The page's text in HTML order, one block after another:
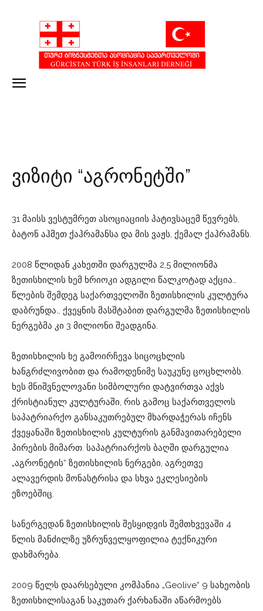
ვიზიტი “აგრონეტში”
31 მაისს ვესტუმრეთ ასოციაციის პატივსაცემ წევრებს,
ბატონ აჰმეთ ქაჰრამანსა და მის ვაჟს, ქემალ ქაჰრამანს.
2008 წლიდან კახეთში დარგულმა 2,5 მილიონმა
ზეთისხილის ხემ ხრიოკი ადგილი წალკოტად აქცია…
წლების შემდეგ საქართველოში ზეთისხილის კულტურა
დაბრუნდა… ქვეყნის მასშტაბით დარგულმა ზეთისხილის
ნერგებმა კი 3 მილიონი შეადგინა.
ზეთისხილის ხე გამოირჩევა სიცოცხლის
ხანგრძლივობით და რამოდენიმე საუკუნე ცოცხლობს.
ხეს მნიშვნელოვანი სიმბოლური დატვირთვა აქვს
ქრისტიანულ კულტურაში, რის გამოც საქართველოს
საპატრიარქო განსაკუთრებულ მხარდაჭერას იჩენს
ქვეყანაში ზეთისხილის კულტურის განმავითარებელი
პირების მიმართ. საპატრიარქოს ბაღში დარგულია
„აგრონეტის“ ზეთისხილის ნერგები, აგრეთვე
ალავერდის მონასტრისა და სხვა ეკლესიების
ეზოებშიც.
სანერგედან ზეთისხილის შესყიდვის შემთხვევაში 4
წლის მანძილზე უზრუნველყოფილია ტექნიკური
დახმარება.
2009 წელს დაარსებული კომპანია „Geolive“ 9 სახეობის
ზეთისხილისაგან საკუთარ ქარხანაში აწარმოებს